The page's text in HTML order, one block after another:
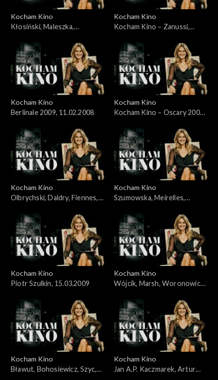
Kocham Kino
Kłosiński, Maleszka,
08.01.2008
Kocham Kino
Kocham Kino – Zanussi,
Kocham Kino
Berlinale 2009, 11.02.2008
Kocham Kino
Kocham Kino – Oscary 2009,
24.02.2008
Kocham Kino
Olbrychski, Daldry, Fiennes,
Kocham Kino
Szumowska, Meirelles,
Kocham Kino
Piotr Szulkin, 15.03.2009
Kocham Kino
Wójcik, Marsh, Woronowicz,
Kocham Kino
Bławut, Bohosiewicz, Szyc,
Kocham Kino
Jan A.P. Kaczmarek, Artur